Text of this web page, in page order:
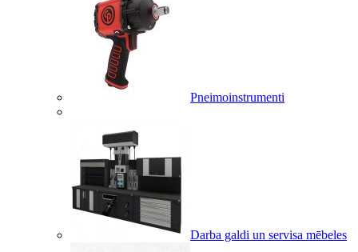
Pneimoinstrumenti
Darba galdi un servisa mēbeles